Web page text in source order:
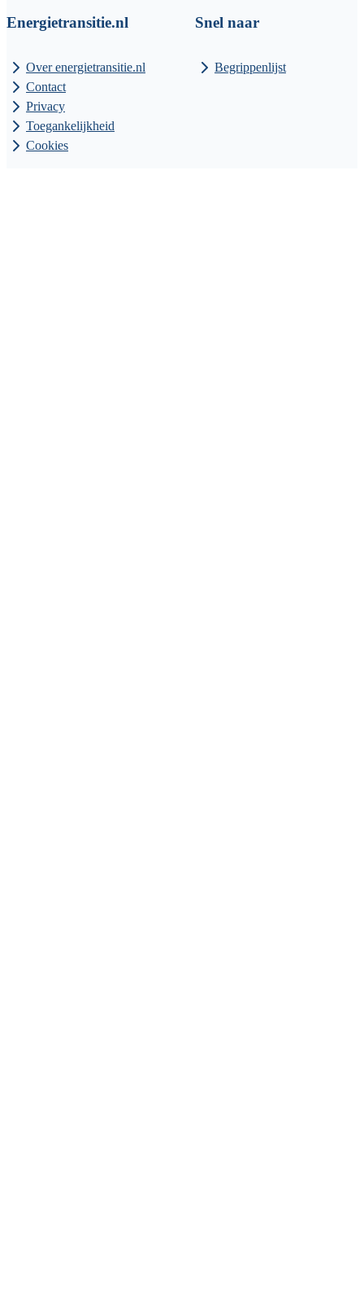
Energietransitie.nl
Over energietransitie.nl
Contact
Privacy
Toegankelijkheid
Cookies
Snel naar
Begrippenlijst